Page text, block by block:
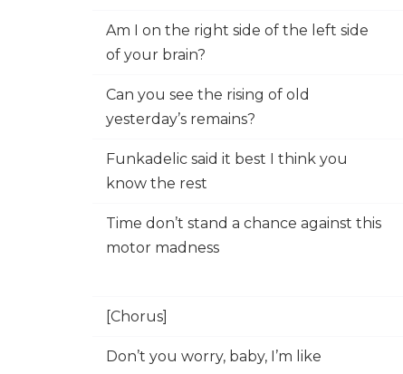
Am I on the right side of the left side
of your brain?
Can you see the rising of old
yesterday’s remains?
Funkadelic said it best I think you
know the rest
Time don’t stand a chance against this
motor madness
[Chorus]
Don’t you worry, baby, I’m like